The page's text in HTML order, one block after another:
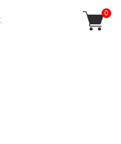
0